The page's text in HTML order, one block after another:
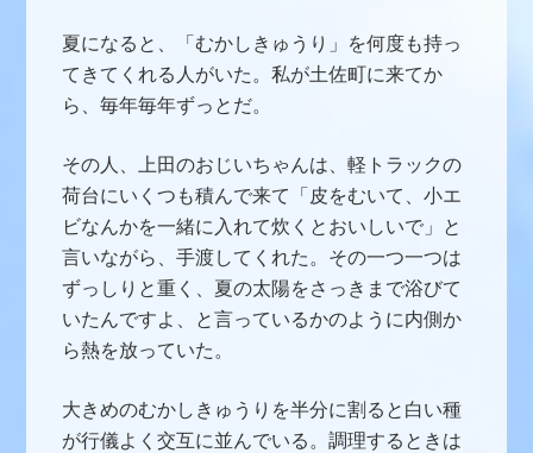
夏になると、「むかしきゅうり」を何度も持っ
てきてくれる人がいた。私が土佐町に来てか
ら、毎年毎年ずっとだ。
その人、上田のおじいちゃんは、軽トラックの
荷台にいくつも積んで来て「皮をむいて、小エ
ビなんかを一緒に入れて炊くとおいしいで」と
言いながら、手渡してくれた。その一つ一つは
ずっしりと重く、夏の太陽をさっきまで浴びて
いたんですよ、と言っているかのように内側か
ら熱を放っていた。
大きめのむかしきゅうりを半分に割ると白い種
が行儀よく交互に並んでいる。調理するときは